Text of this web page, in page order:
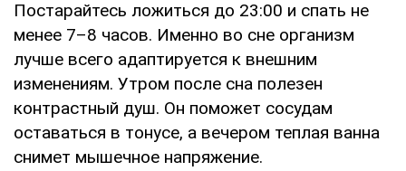
Постарайтесь ложиться до 23:00 и спать не
менее 7–8 часов. Именно во сне организм
лучше всего адаптируется к внешним
изменениям. Утром после сна полезен
контрастный душ. Он поможет сосудам
оставаться в тонусе, а вечером теплая ванна
снимет мышечное напряжение.